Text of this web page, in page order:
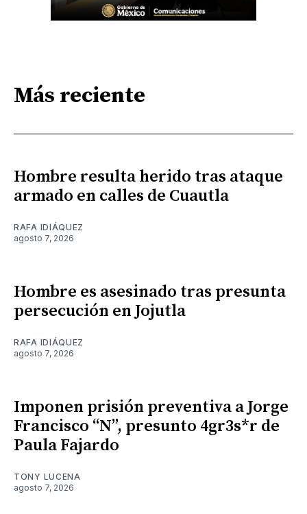
Más reciente
Hombre resulta herido tras ataque
armado en calles de Cuautla
RAFA IDIÁQUEZ
agosto 7, 2026
Hombre es asesinado tras presunta
persecución en Jojutla
RAFA IDIÁQUEZ
agosto 7, 2026
Imponen prisión preventiva a Jorge
Francisco “N”, presunto 4gr3s*r de
Paula Fajardo
TONY LUCENA
agosto 7, 2026